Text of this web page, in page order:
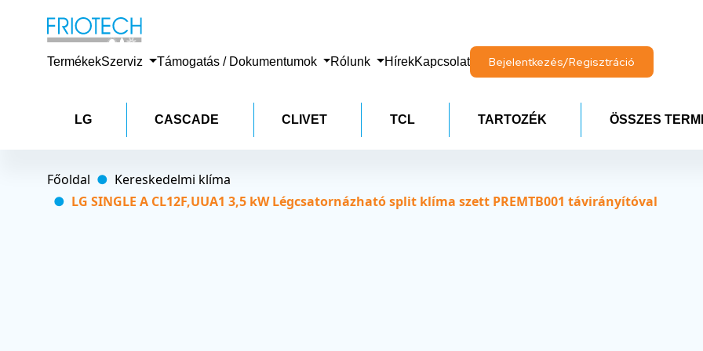
TermékekSzerviz Támogatás / Dokumentumok Rólunk HírekKapcsolat Bejelentkezés/Regisztráció
LG CASCADE CLIVET TCL TARTOZÉK ÖSSZES
Főoldal
Kereskedelmi klíma
LG SINGLE A CL12F,UUA1 3,5 kW Légcsatornázható split klíma szett PREMTB001 távirányítóval